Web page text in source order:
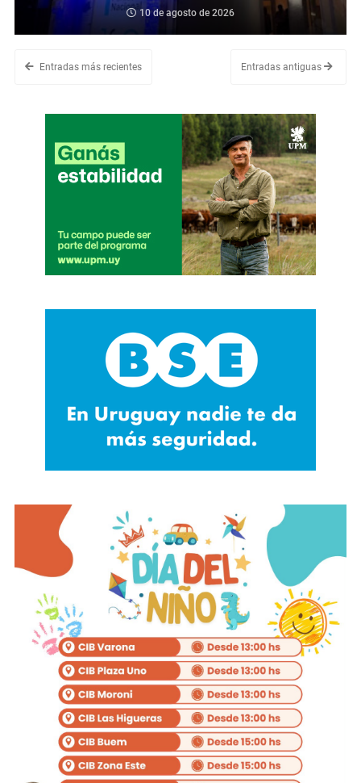
10 de agosto de 2026
Entradas más recientes Entradas antiguas